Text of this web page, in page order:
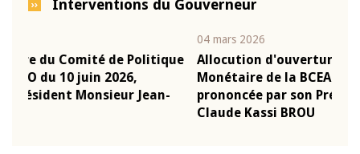
Interventions du Gouverneur
Allocution d'ouverture du Comité de Politique
Monétaire de la BCEAO du 4 mars 2026,
prononcée par son Président Monsieur Jean-